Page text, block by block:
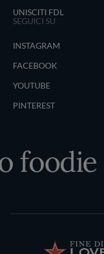
UNISCITI FDL
SEGUICI SU
INSTAGRAM
FACEBOOK
YOUTUBE
PINTEREST
foodie